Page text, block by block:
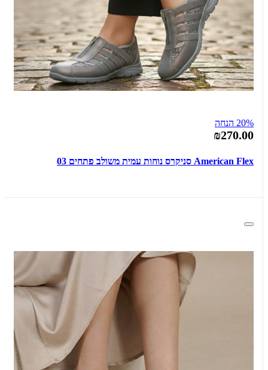
20% הנחה
₪270.00
American Flex סניקרס נוחות עמית משולב פתחים 03